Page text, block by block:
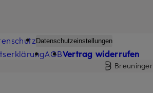
Datenschutzeinstellungen
AGBVertrag widerrufen
Breuninger